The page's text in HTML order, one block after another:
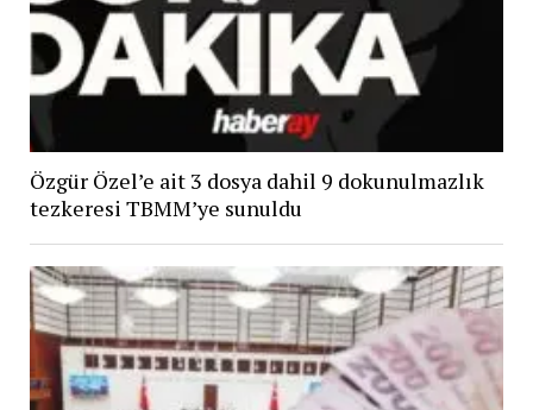
Özgür Özel’e ait 3 dosya dahil 9 dokunulmazlık
tezkeresi TBMM’ye sunuldu